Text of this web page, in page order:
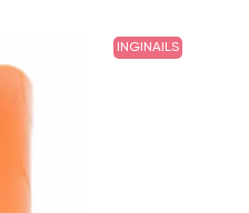
INGINAILS